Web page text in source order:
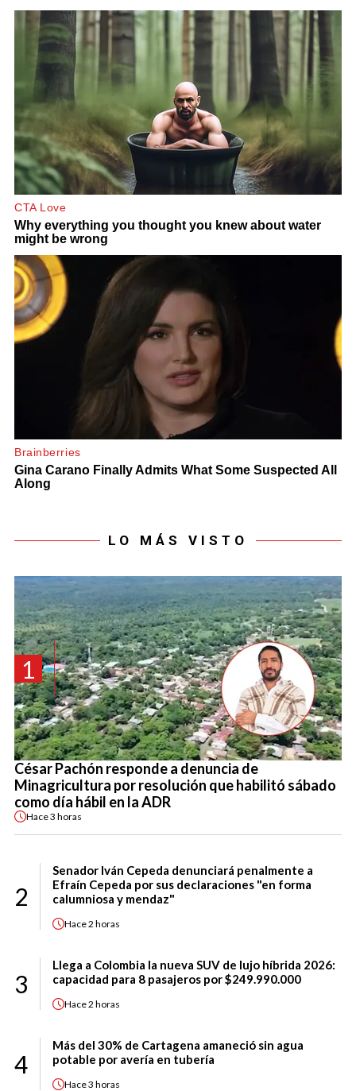
LO MÁS VISTO
1
César Pachón responde a denuncia de
Minagricultura por resolución que habilitó sábado
como día hábil en la ADR
Hace3 horas
2
Senador Iván Cepeda denunciará penalmente a
Efraín Cepeda por sus declaraciones "en forma
calumniosa y mendaz"
Hace2 horas
3
Llega a Colombia la nueva SUV de lujo híbrida 2026:
capacidad para 8 pasajeros por $249.990.000
Hace2 horas
4
Más del 30% de Cartagena amaneció sin agua
potable por avería en tubería
Hace3 horas